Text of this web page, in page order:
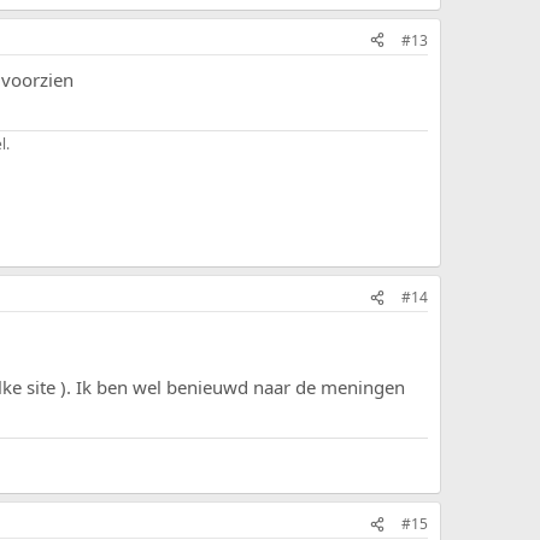
#13
#14
site ). Ik ben wel benieuwd naar de meningen
#15